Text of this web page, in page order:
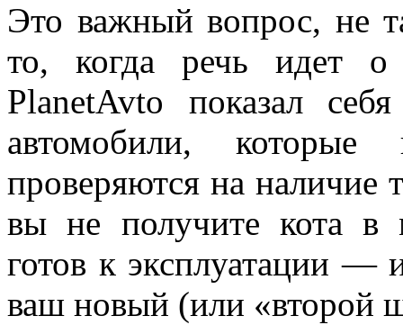
Это важный вопрос, не
то, когда речь идет
PlanetAvto показал
автомобили, которые
проверяются на наличие
вы не получите кота в
готов к эксплуатации —
ваш новый (или «второй